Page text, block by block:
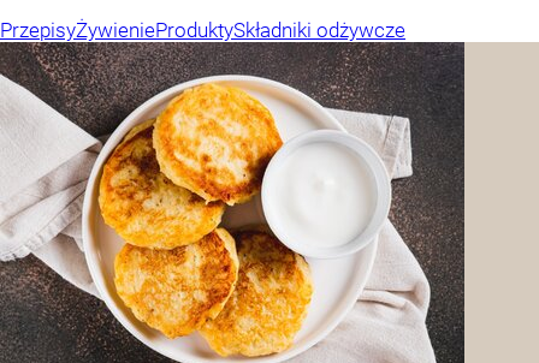
PrzepisyŻywienieProduktySkładniki odżywcze